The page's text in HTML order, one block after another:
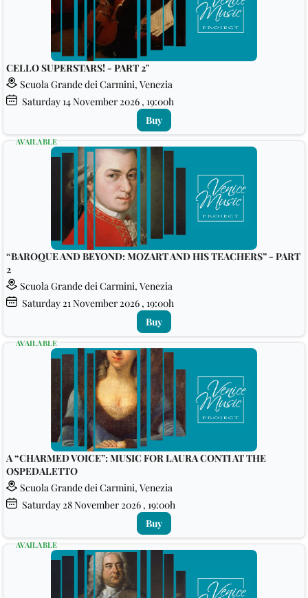
CELLO SUPERSTARS! - PART 2"
Scuola Grande dei Carmini, Venezia
Saturday14November 2026 , 19:00h
Buy
“BAROQUE AND BEYOND: MOZART AND HIS TEACHERS” - PART
2
Scuola Grande dei Carmini, Venezia
Saturday21November 2026 , 19:00h
AVAILABLE
Buy
A “CHARMED VOICE”: MUSIC FOR LAURA CONTI AT THE
OSPEDALETTO
Scuola Grande dei Carmini, Venezia
Saturday28November 2026 , 19:00h
AVAILABLE
Buy
AVAILABLE